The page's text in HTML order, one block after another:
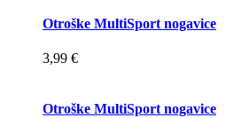
Otroške MultiSport nogavice
3,99 €
Otroške MultiSport nogavice